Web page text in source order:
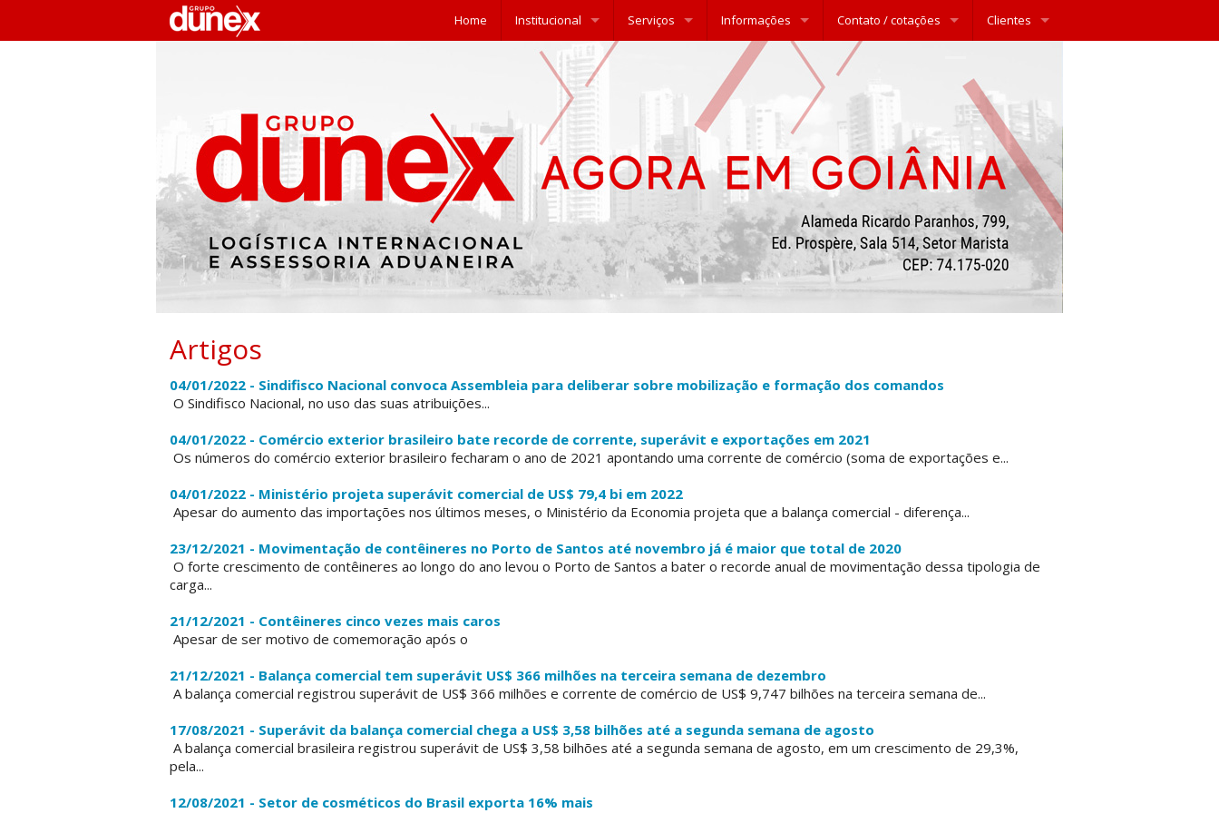
Home Institucional Serviços Informações Contato / cotações Clientes
Artigos
04/01/2022 - Sindifisco Nacional convoca Assembleia para deliberar sobre mobilização e formação dos comandos
O Sindifisco Nacional, no uso das suas atribuições...
04/01/2022 - Comércio exterior brasileiro bate recorde de corrente, superávit e exportações em 2021
Os números do comércio exterior brasileiro fecharam o ano de 2021 apontando uma corrente de comércio (soma de exportações e...
04/01/2022 - Ministério projeta superávit comercial de US$ 79,4 bi em 2022
Apesar do aumento das importações nos últimos meses, o Ministério da Economia projeta que a balança comercial - diferença...
23/12/2021 - Movimentação de contêineres no Porto de Santos até novembro já é maior que total de 2020
O forte crescimento de contêineres ao longo do ano levou o Porto de Santos a bater o recorde anual de movimentação dessa tipologia de
carga...
21/12/2021 - Contêineres cinco vezes mais caros
Apesar de ser motivo de comemoração após o
21/12/2021 - Balança comercial tem superávit US$ 366 milhões na terceira semana de dezembro
A balança comercial registrou superávit de US$ 366 milhões e corrente de comércio de US$ 9,747 bilhões na terceira semana de...
17/08/2021 - Superávit da balança comercial chega a US$ 3,58 bilhões até a segunda semana de agosto
A balança comercial brasileira registrou superávit de US$ 3,58 bilhões até a segunda semana de agosto, em um crescimento de 29,3%,
pela...
12/08/2021 - Setor de cosméticos do Brasil exporta 16% mais